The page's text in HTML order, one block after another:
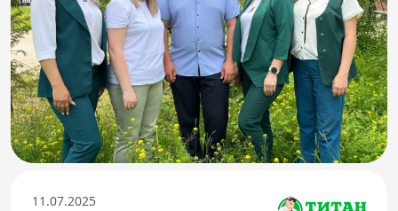
Контакты
Версия для слабовидящих
8 (3012) 411-099
Телефон доверия
11.07.2025